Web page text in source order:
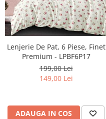
Lenjerie De Pat, 6 Piese, Finet
Premium - LPBF6P17
199,00 Lei
149,00 Lei
ADAUGA IN COS